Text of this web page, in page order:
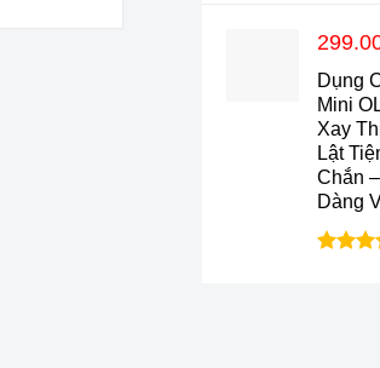
Dụng
Mini
Xay
Lật
Chắn
Dàng
Giá
là:
Giá
tại
là: